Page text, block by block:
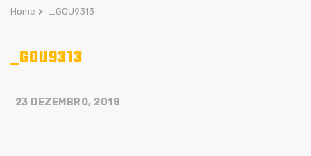
Home > _GOU9313
_GOU9313
23 DEZEMBRO, 2018